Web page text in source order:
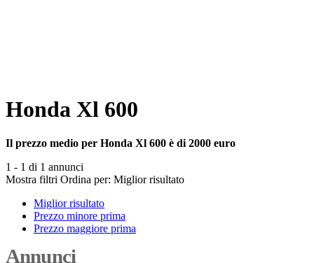
Honda Xl 600
Il prezzo medio per Honda Xl 600 è di 2000 euro
1 - 1 di 1 annunci
Mostra filtri Ordina per: Miglior risultato
Miglior risultato
Prezzo minore prima
Prezzo maggiore prima
Annunci